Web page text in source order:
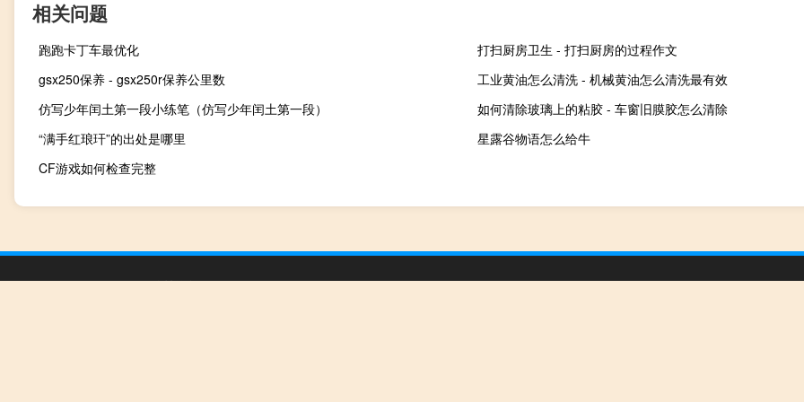
相关问题
跑跑卡丁车最优化
打扫厨房卫生 - 打扫厨房的过程作文
gsx250保养 - gsx250r保养公里数
工业黄油怎么清洗 - 机械黄油怎么清洗最有效
仿写少年闰土第一段小练笔（仿写少年闰土第一段）
如何清除玻璃上的粘胶 - 车窗旧膜胶怎么清除
“满手红琅玕”的出处是哪里
星露谷物语怎么给牛
CF游戏如何检查完整
Copyright © 2012 - 2026QQ个性签名网Powered by网站分类目录|精选推荐文章|网站地图|疑难解答陕ICP备05009492号